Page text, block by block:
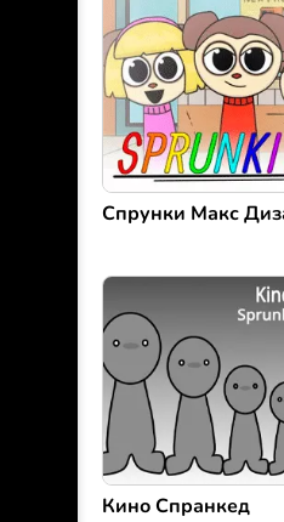
Спрунки Макс
Кино Спранкед